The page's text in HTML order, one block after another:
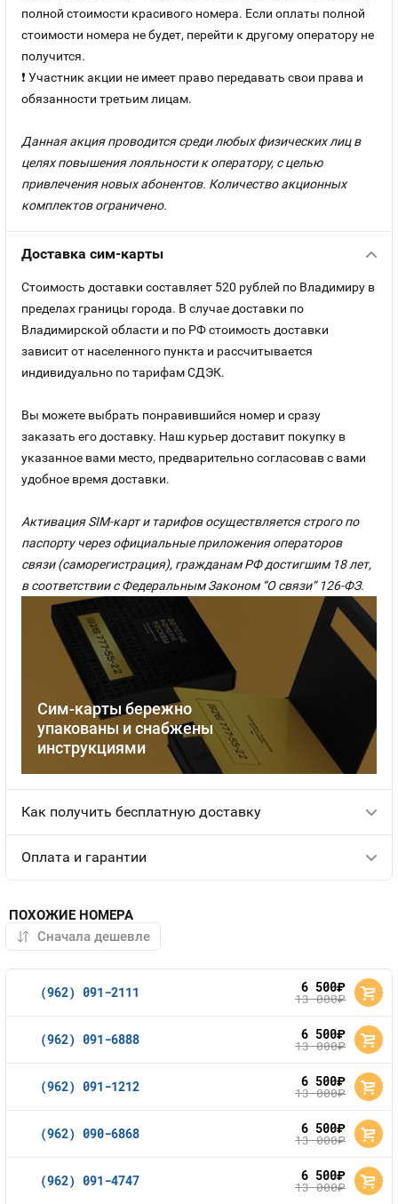
полной стоимости красивого номера. Если оплаты полной
стоимости номера не будет, перейти к другому оператору не
получится.
❗ Участник акции не имеет право передавать свои права и
обязанности третьим лицам.
Данная акция проводится среди любых физических лиц в
целях повышения лояльности к оператору, с целью
привлечения новых абонентов. Количество акционных
комплектов ограничено.
Доставка сим-карты
Сим-карты бережно
упакованы и снабжены
инструкциями
Стоимость доставки составляет 520 рублей по Владимиру в
пределах границы города. В случае доставки по
Владимирской области и по РФ стоимость доставки
зависит от населенного пункта и рассчитывается
индивидуально по тарифам СДЭК.
Вы можете выбрать понравившийся номер и сразу
заказать его доставку. Наш курьер доставит покупку в
указанное вами место, предварительно согласовав с вами
удобное время доставки.
Активация SIM-карт и тарифов осуществляется строго по
паспорту через официальные приложения операторов
связи (саморегистрация), гражданам РФ достигшим 18 лет,
в соответствии с Федеральным Законом “О связи” 126-ФЗ.
Как получить бесплатную доставку
Оплата и гарантии
ПОХОЖИЕ НОМЕРА
(962) 091-2111 6 500руб.
13 000руб.
(962) 091-6888 6 500руб.
13 000руб.
(962) 091-1212 6 500руб.
13 000руб.
(962) 090-6868 6 500руб.
13 000руб.
(962) 091-4747 6 500руб.
13 000руб.